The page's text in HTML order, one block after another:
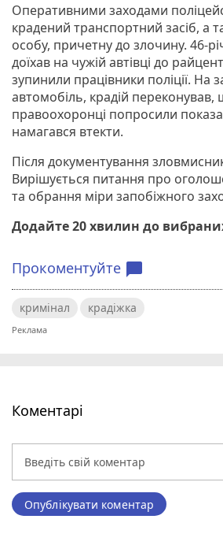
Оперативними заходами
крадений транспортний засіб, а
особу, причетну до злочину. 46-
доїхав на чужій автівці до
зупинили працівники поліції. На
автомобіль, крадій
правоохоронці попросили
намагався втекти.
Після документування
Вирішується питання про
та обрання міри запобіжного
Додайте 20 хвилин до
Прокоментуйте chat_bubble
кримінал крадіжка
Коментарі
Опублікувати коментар